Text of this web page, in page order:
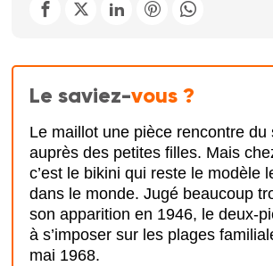
Le saviez-vous ?
Le maillot une pièce rencontre du
auprès des petites filles. Mais
c’est le bikini qui reste le modèle
dans le monde. Jugé beaucoup
son apparition en 1946, le deux-
à s’imposer sur les plages
mai 1968.